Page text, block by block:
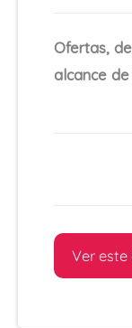
Ofertas,
alcance
Ver